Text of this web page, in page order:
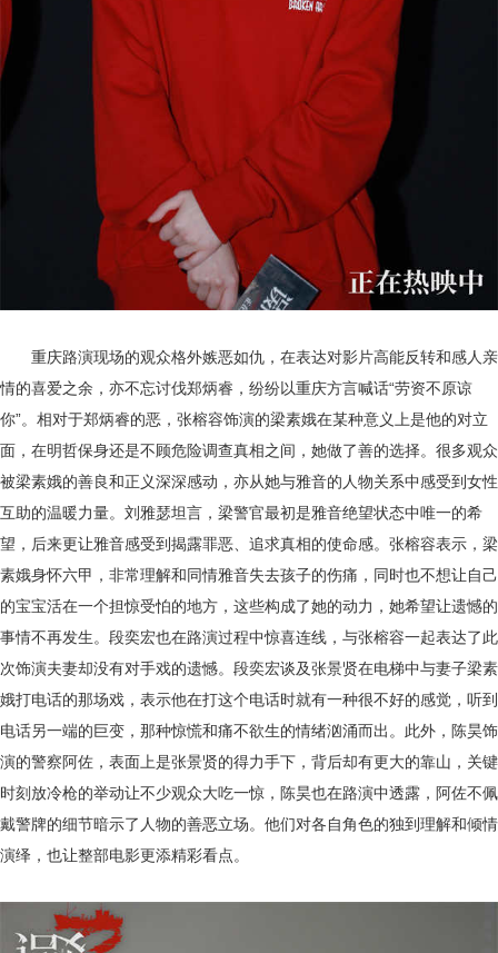
重庆路演现场的观众格外嫉恶如仇，在表达对影片高能反转和感人亲
情的喜爱之余，亦不忘讨伐郑炳睿，纷纷以重庆方言喊话“劳资不原谅
你”。相对于郑炳睿的恶，张榕容饰演的梁素娥在某种意义上是他的对立
面， 在明哲保身还是不顾危险调查真相之间 ，她做了善的选择。 很多观众
被梁素娥的善良和正义深深感动，亦从她与雅音的人物关系中感受到女性
互助的温暖力量。刘雅瑟坦言，梁警官最初是雅音绝望状态中唯一的希
望，后来更让雅音感受到揭露罪恶、追求真相的使命感。张榕容表示，梁
素娥身怀六甲，非常理解和同情雅音失去孩子的伤痛，同时也不想让自己
的宝宝活在一个担惊受怕的地方，这些构成了她的动力，她希望让遗憾的
事情不再发生。段奕宏也在路演过程中惊喜连线，与张榕容一起表达了此
次饰演夫妻却没有对手戏的遗憾。段奕宏谈及张景贤在电梯中与妻子梁素
娥打电话的那场戏，表示他在打这个电话时就有一种很不好的感觉，听到
电话另一端的巨变， 那种惊慌和痛不欲生的情绪汹涌而出。此外，陈昊饰
演的警察阿佐，表面上是张景贤的得力手下，背后却有更大的靠山，关键
时刻放冷枪的举动让不少观众大吃一惊，陈昊也在路演中透露，阿佐不佩
戴警牌的细节暗示了人物的善恶立场。他们对各自角色的独到理解和倾情
演绎，也让整部电影更添精彩看点。